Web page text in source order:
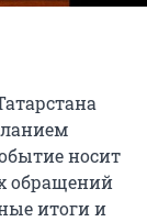
носит
обращений
итоги и